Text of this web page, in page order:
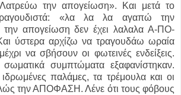
την απογείωση». Και μετά το
«λα λα λα αγαπώ την
απογείωση δεν έχει λαλαλα Α-ΠΟ-
ύστερα αρχίζω να τραγουδάω ωραία
να σβήσουν οι φωτεινές ενδείξεις.
συμπτώματα εξαφανίστηκαν.
παλάμες, τα τρέμουλα και οι
την ΑΠΟΦΑΣΗ. Λένε ότι τους φόβους